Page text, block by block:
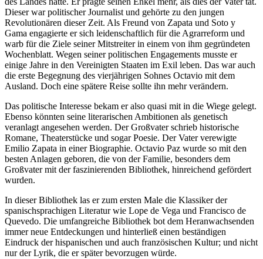
Dieser war politischer Journalist und gehörte zu den jungen
Revolutionären dieser Zeit. Als Freund von Zapata und Soto y
Gama engagierte er sich leidenschaftlich für die Agrarreform und
warb für die Ziele seiner Mitstreiter in einem von ihm gegründeten
Wochenblatt. Wegen seiner politischen Engagements musste er
einige Jahre in den Vereinigten Staaten im Exil leben. Das war auch
die erste Begegnung des vierjährigen Sohnes Octavio mit dem
Ausland. Doch eine spätere Reise sollte ihn mehr verändern.
Das politische Interesse bekam er also quasi mit in die Wiege gelegt.
Ebenso könnten seine literarischen Ambitionen als genetisch
veranlagt angesehen werden. Der Großvater schrieb historische
Romane, Theaterstücke und sogar Poesie. Der Vater verewigte
Emilio Zapata in einer Biographie. Octavio Paz wurde so mit den
besten Anlagen geboren, die von der Familie, besonders dem
Großvater mit der faszinierenden Bibliothek, hinreichend gefördert
wurden.
In dieser Bibliothek las er zum ersten Male die Klassiker der
spanischsprachigen Literatur wie Lope de Vega und Francisco de
Quevedo. Die umfangreiche Bibliothek bot dem Heranwachsenden
immer neue Entdeckungen und hinterließ einen beständigen
Eindruck der hispanischen und auch französischen Kultur; und nicht
nur der Lyrik, die er später bevorzugen würde.